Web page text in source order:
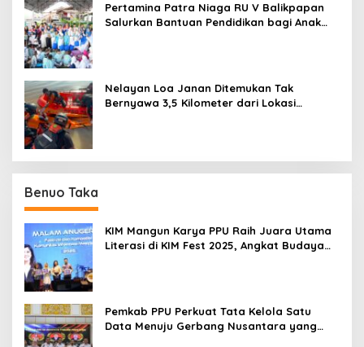
Pertamina Patra Niaga RU V Balikpapan
Salurkan Bantuan Pendidikan bagi Anak
Nelayan Loa Janan Ditemukan Tak
Bernyawa 3,5 Kilometer dari Lokasi
Benuo Taka
KIM Mangun Karya PPU Raih Juara Utama
Literasi di KIM Fest 2025, Angkat Budaya
Pemkab PPU Perkuat Tata Kelola Satu
Data Menuju Gerbang Nusantara yang